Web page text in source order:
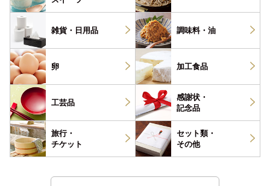
雑貨・ 日用品 調味料・ 油
卵 加工食品
工芸品
感謝状・
記念品
旅行・
チケット
セット類・
その他